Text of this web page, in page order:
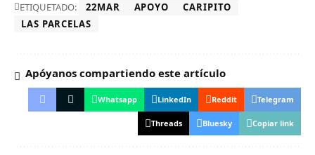
ETIQUETADO: 22MAR APOYO
CARIPITO
LAS PARCELAS
Apóyanos compartiendo este artículo
Whatsapp LinkedIn Reddit Telegram
Threads Bluesky Copiar link